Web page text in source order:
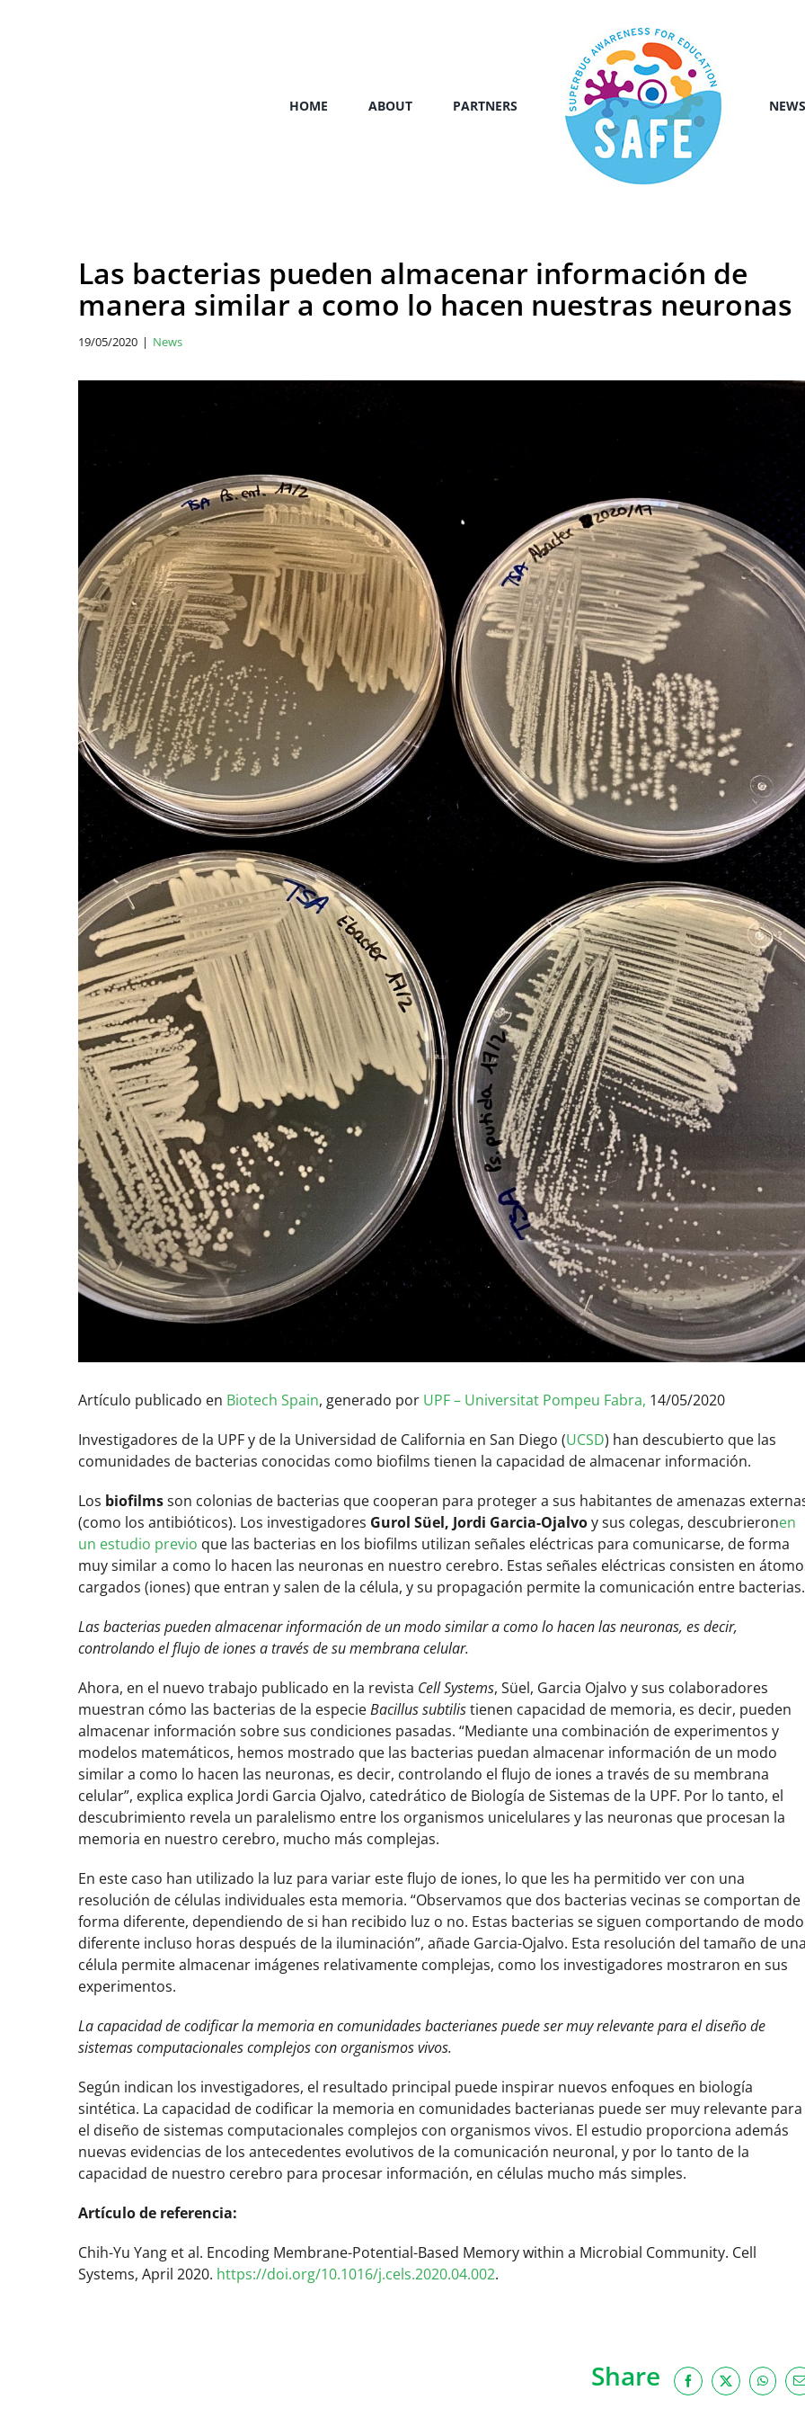
HOME ABOUT PARTNERS NEWS
Las bacterias pueden almacenar información de
manera similar a como lo hacen nuestras neuronas
19/05/2020 | News
Artículo publicado en Biotech Spain, generado por UPF – Universitat Pompeu Fabra, 14/05/2020
Investigadores de la UPF y de la Universidad de California en San Diego (UCSD) han descubierto que las
comunidades de bacterias conocidas como biofilms tienen la capacidad de almacenar información.
Los biofilmsson colonias de bacterias que cooperan para proteger a sus habitantes de amenazas
(como los antibióticos). Los investigadores Gurol Süel, Jordi Garcia-Ojalvoy sus colegas, descubrieronen
un estudio previo que las bacterias en los biofilms utilizan señales eléctricas para comunicarse, de forma
muy similar a como lo hacen las neuronas en nuestro cerebro. Estas señales eléctricas consisten en
cargados (iones) que entran y salen de la célula, y su propagación permite la comunicación entre bacterias.
Las bacterias pueden almacenar información de un modo similar a como lo hacen las neuronas, es decir,
controlando el flujo de iones a través de su membrana celular.
Ahora, en el nuevo trabajo publicado en la revista Cell Systems, Süel, Garcia Ojalvo y sus colaboradores
muestran cómo las bacterias de la especieBacillus subtilistienen capacidad de memoria, es decir, pueden
almacenar información sobre sus condiciones pasadas. “Mediante una combinación de experimentos y
modelos matemáticos, hemos mostrado que las bacterias puedan almacenar información de un modo
similar a como lo hacen las neuronas, es decir, controlando el flujo de iones a través de su membrana
celular”, explica explica Jordi Garcia Ojalvo, catedrático de Biología de Sistemas de la UPF. Por lo tanto, el
descubrimiento revela un paralelismo entre los organismos unicelulares y las neuronas que procesan la
memoria en nuestro cerebro, mucho más complejas.
En este caso han utilizado la luz para variar este flujo de iones, lo que les ha permitido ver con una
resolución de células individuales esta memoria. “Observamos que dos bacterias vecinas se comportan de
forma diferente, dependiendo de si han recibido luz o no. Estas bacterias se siguen comportando de modo
diferente incluso horas después de la iluminación”, añade Garcia-Ojalvo. Esta resolución del tamaño de
célula permite almacenar imágenes relativamente complejas, como los investigadores mostraron en sus
experimentos.
La capacidad de codificar la memoria en comunidades bacterianes puede ser muy relevante para el diseño de
sistemas computacionales complejos con organismos vivos.
Según indican los investigadores, el resultado principal puede inspirar nuevos enfoques en biología
sintética. La capacidad de codificar la memoria en comunidades bacterianas puede ser muy relevante para
el diseño de sistemas computacionales complejos con organismos vivos. El estudio proporciona además
nuevas evidencias de los antecedentes evolutivos de la comunicación neuronal, y por lo tanto de la
capacidad de nuestro cerebro para procesar información, en células mucho más simples.
Artículo de referencia:
Chih-Yu Yang et al. Encoding Membrane-Potential-Based Memory within a Microbial Community. Cell
Systems, April 2020. https://doi.org/10.1016/j.cels.2020.04.002.
Share Facebook
X